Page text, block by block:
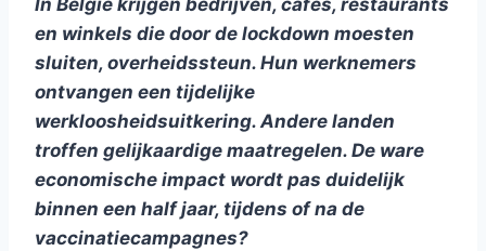
In België krijgen bedrijven, cafés, restaurants
en winkels die door de lockdown moesten
sluiten, overheidssteun. Hun werknemers
ontvangen een tijdelijke
werkloosheidsuitkering. Andere landen
troffen gelijkaardige maatregelen. De ware
economische impact wordt pas duidelijk
binnen een half jaar, tijdens of na de
vaccinatiecampagnes?